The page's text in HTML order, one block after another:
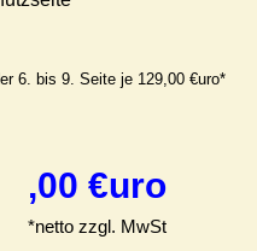
6. bis 9. Seite je 129,00 €uro*
*netto zzgl. MwSt
,00 €uro